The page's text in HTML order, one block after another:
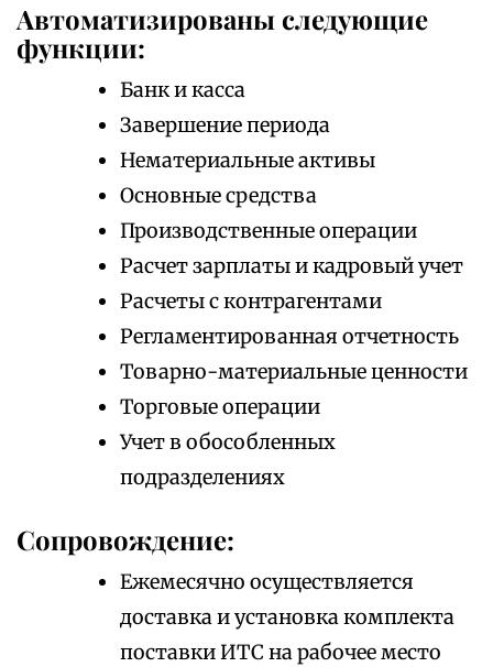
Автоматизированы следующие
функции:
Банк и касса
Завершение периода
Нематериальные активы
Основные средства
Производственные операции
Расчет зарплаты и кадровый учет
Расчеты с контрагентами
Регламентированная отчетность
Товарно-материальные ценности
Торговые операции
Учет в обособленных
подразделениях
Сопровождение:
Ежемесячно осуществляется
доставка и установка комплекта
поставки ИТС на рабочее место